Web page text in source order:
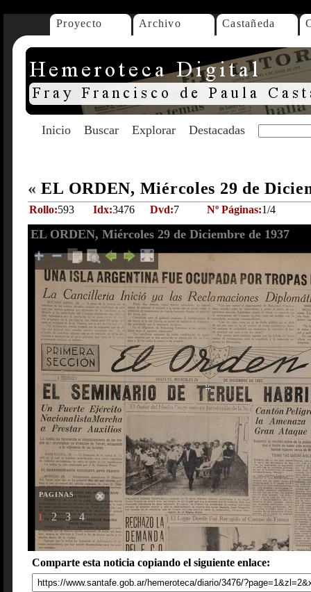
Proyecto Archivo Castañeda
Inicio Buscar Explorar Destacadas
« EL ORDEN, Miércoles 29 de
Rollo:593 Idx:3476 Dvd:7 Nº Páginas:1/4
EL ORDEN, Miércoles 29 de Diciembre de 1937
PAGINAS
1 2 3 4
Comparte esta noticia copiando el siguiente enlace: